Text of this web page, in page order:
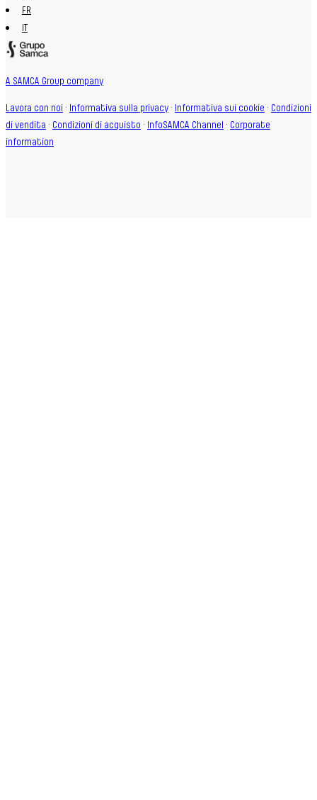
FR
A SAMCA Group company
Lavora con noi · Informativa sulla privacy · Informativa sui cookie · Condizioni
di vendita · Condizioni di acquisto · InfoSAMCA Channel · Corporate
information